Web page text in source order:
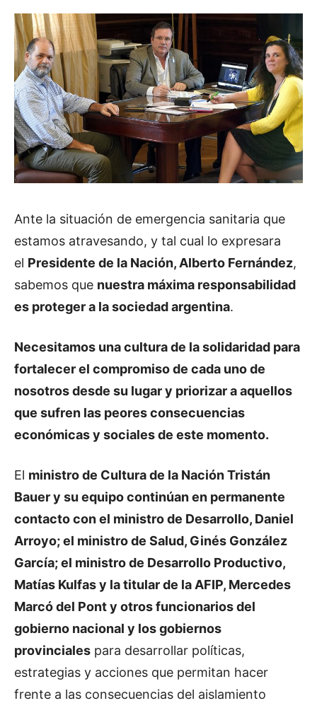
Ante la situación de emergencia sanitaria que
estamos atravesando, y tal cual lo expresara
el Presidente de la Nación, Alberto Fernández,
sabemos que nuestra máxima responsabilidad
es proteger a la sociedad argentina.
Necesitamos una cultura de la solidaridad para
fortalecer el compromiso de cada uno de
nosotros desde su lugar y priorizar a aquellos
que sufren las peores consecuencias
económicas y sociales de este momento.
El ministro de Cultura de la Nación Tristán
Bauer y su equipo continúan en permanente
contacto con el ministro de Desarrollo, Daniel
Arroyo; el ministro de Salud, Ginés González
García; el ministro de Desarrollo Productivo,
Matías Kulfas y la titular de la AFIP, Mercedes
Marcó del Pont y otros funcionarios del
gobierno nacional y los gobiernos
provinciales para desarrollar políticas,
estrategias y acciones que permitan hacer
frente a las consecuencias del aislamiento